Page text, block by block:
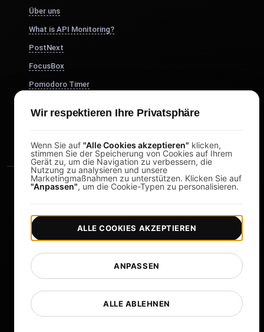
Über uns
What is API Monitoring?
PostNext
FocusBox
Pomodoro Timer
DesignerBox
Copyright © 2026 LoadFocus | Geschäftsbedingungen |
Datenschutzrichtlinie | Datenschutz |
Cookie-Einstellungen
Wir respektieren Ihre Privatsphäre
Wenn Sie auf "Alle Cookies akzeptieren" klicken,
stimmen Sie der Speicherung von Cookies auf Ihrem
Gerät zu, um die Navigation zu verbessern, die
Nutzung zu analysieren und unsere
Marketingmaßnahmen zu unterstützen. Klicken Sie auf
"Anpassen", um die Cookie-Typen zu personalisieren.
ALLE ABLEHNEN
ANPASSEN
ALLE COOKIES AKZEPTIEREN